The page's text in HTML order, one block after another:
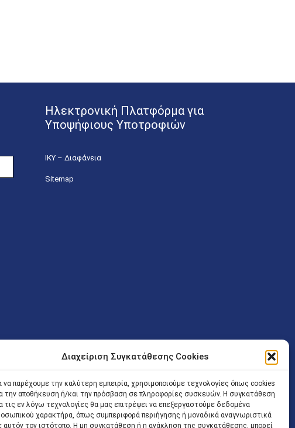
Διαχείριση Συγκατάθεσης Cookies
να παρέχουμε την καλύτερη εμπειρία, χρησιμοποιούμε τεχνολογίες όπως cookies
την αποθήκευση ή/και την πρόσβαση σε πληροφορίες συσκευών. Η συγκατάθεση
τις εν λόγω τεχνολογίες θα μας επιτρέψει να επεξεργαστούμε δεδομένα
χαρακτήρα, όπως συμπεριφορά περιήγησης ή μοναδικά αναγνωριστικά
αυτόν τον ιστότοπο. Η μη συγκατάθεση ή η ανάκληση της συγκατάθεσης, μπορεί
Ηλεκτρονική Πλατφόρμα για
Υποψήφιους Υποτροφιών
ΙΚΥ – Διαφάνεια
Sitemap
(Λ. Εθνικής Αντιστάσεως 41 T.K.14234 Νέα Ιωνία), επιτρέπεται
Η είσοδος των Δικηγόρων στο κτήριο επιτρέπεται ελεύθερα με την
ημέρα και ώρα χωρίς κανέναν χρονικό ή άλλο περιορισμό. Η είσοδος
καθημερινά κατά τις ώρες 9.00 – 15.00. Η εξυπηρέτηση του κοινού